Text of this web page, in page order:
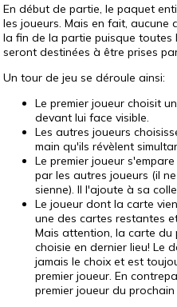
En début de partie, le paquet
les joueurs. Mais en fait, aucune
la fin de la partie puisque toutes
seront destinées à être prises
Un tour de jeu se déroule ainsi:
Le premier joueur choisit
devant lui face visible.
Les autres joueurs
main qu'ils révèlent
Le premier joueur
par les autres joueurs (il
sienne). Il l'ajoute à sa
Le joueur dont la carte
une des cartes restantes
Mais attention, la carte du
choisie en dernier lieu! Le
jamais le choix et est
premier joueur. En
premier joueur du